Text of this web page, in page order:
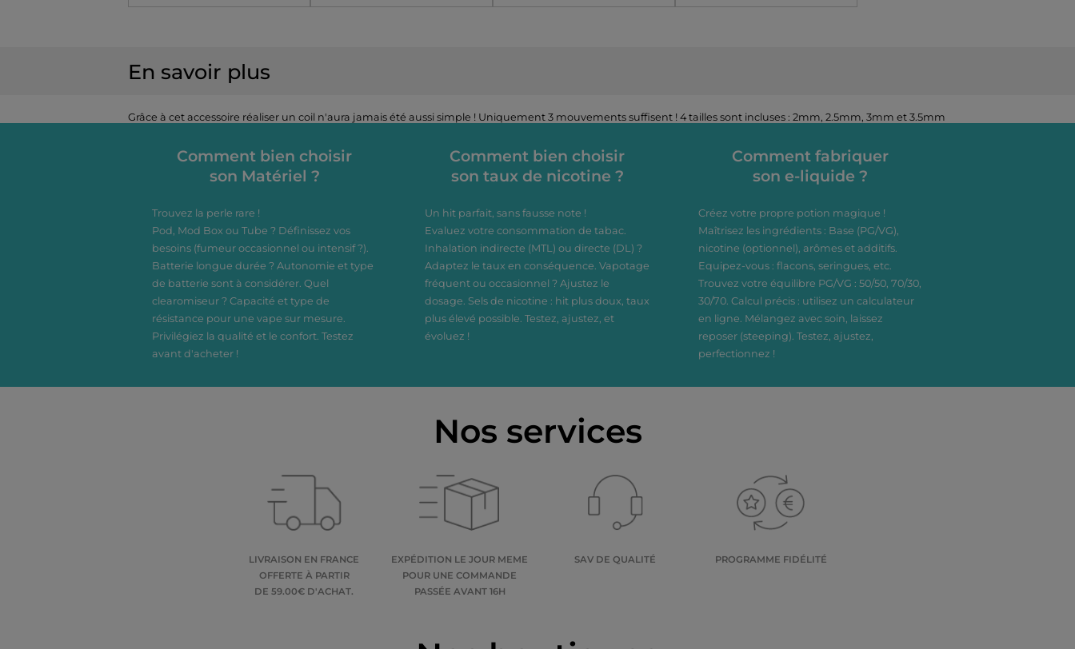
Option
Le Kanthal A1 est
mètres.
résistance) de nouvelle
pour une production de
En savoir plus
Grâce à cet accessoire réaliser un coil n'aura jamais été aussi simple ! Uniquement 3 mouvements suffisent ! 4 tailles sont incluses : 2mm, 2.5mm, 3mm et 3.5mm
Comment bien choisir
son Matériel ?
Trouvez la perle rare !
Pod, Mod Box ou Tube ? Définissez vos
besoins (fumeur occasionnel ou intensif ?).
Batterie longue durée ? Autonomie et type
de batterie sont à considérer. Quel
clearomiseur ? Capacité et type de
résistance pour une vape sur mesure.
Privilégiez la qualité et le confort. Testez
avant d'acheter !
Comment bien choisir
son taux de nicotine ?
Un hit parfait, sans fausse note !
Evaluez votre consommation de tabac.
Inhalation indirecte (MTL) ou directe (DL) ?
Adaptez le taux en conséquence. Vapotage
fréquent ou occasionnel ? Ajustez le
dosage. Sels de nicotine : hit plus doux, taux
plus élevé possible. Testez, ajustez, et
évoluez !
Comment fabriquer
son e-liquide ?
Créez votre propre potion magique !
Maîtrisez les ingrédients : Base (PG/VG),
nicotine (optionnel), arômes et additifs.
Equipez-vous : flacons, seringues, etc.
Trouvez votre équilibre PG/VG : 50/50, 70/30,
30/70. Calcul précis : utilisez un calculateur
en ligne. Mélangez avec soin, laissez
reposer (steeping). Testez, ajustez,
perfectionnez !
Nos services
LIVRAISON EN FRANCE
OFFERTE À PARTIR
DE 59.00€ D'ACHAT.
EXPÉDITION LE JOUR MEME
POUR UNE COMMANDE
PASSÉE AVANT 16H
SAV DE QUALITÉ PROGRAMME FIDÉLITÉ